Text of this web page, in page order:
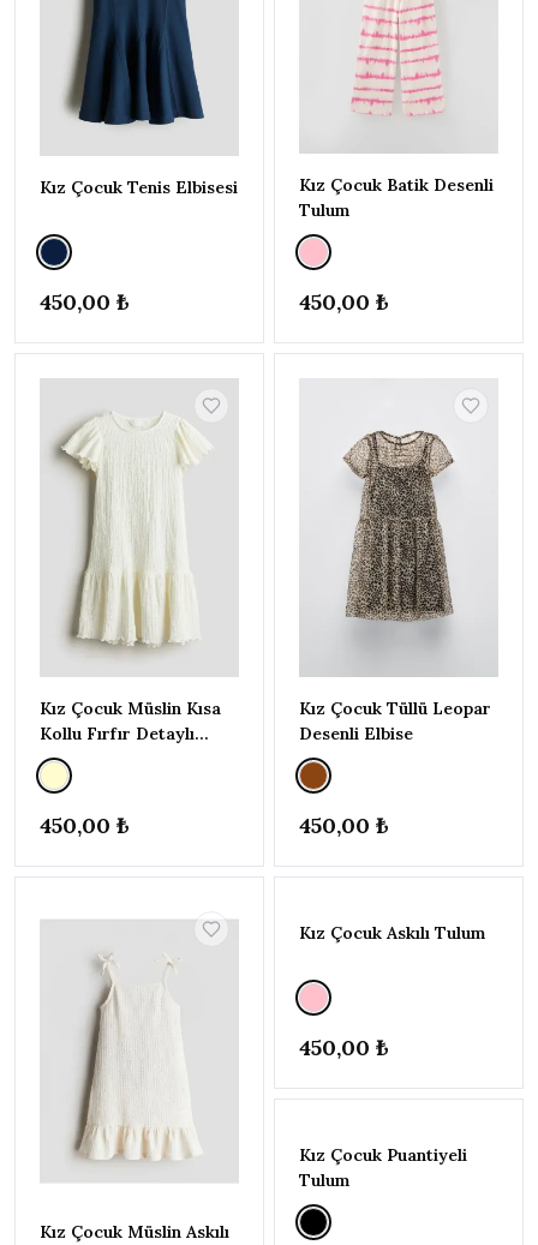
ERKEK BEBEK | 6 AY - 5 YAŞ
İNDİRİM
Brogues
T-Shirt
Elbise
Şort & Bermuda
Pijama Takımı
Bluz
Spor Şort
Alt - Üst Takım
Genel
Sadece
stoktakiler
İndirimli
ürünler
YILDIZ▾
★★★★
ve
üzeri
ve
üzeri
★★
ve
★★★★★
üzeri
Uygula
▾
Beyaz
Çok
Renkli
Desenli
Kız Çocuk Tenis Elbisesi
450,00 ₺
Kız Çocuk Müslin Kısa
Kollu Fırfır Detaylı
Elbise
450,00 ₺
Kız Çocuk Müslin Askılı
Kız Çocuk Batik Desenli
Tulum
450,00 ₺
Kız Çocuk Tüllü Leopar
Desenli Elbise
450,00 ₺
Kız Çocuk Askılı Tulum
450,00 ₺
Kız Çocuk Puantiyeli
Tulum